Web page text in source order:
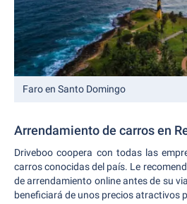
Faro en Santo Domingo
Arrendamiento de carros en
Driveboo coopera con todas las
carros conocidas del país. Le
de arrendamiento online antes de su
beneficiará de unos precios atractivos